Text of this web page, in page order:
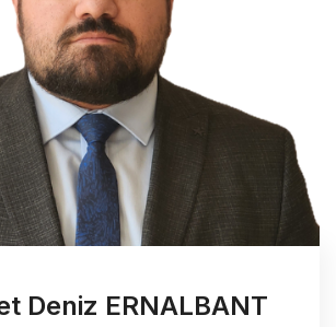
Deniz ERNALBANT